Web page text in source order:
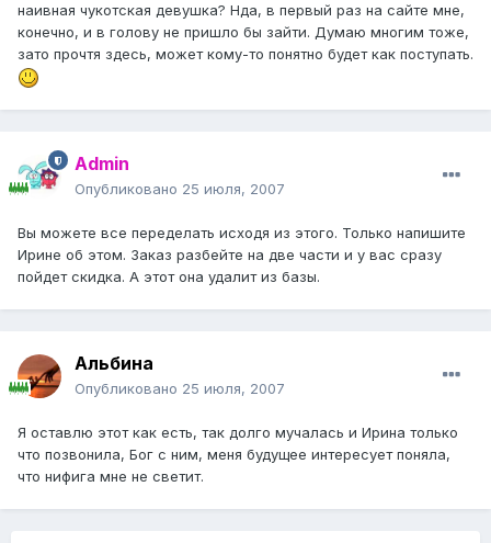
наивная чукотская девушка? Нда, в первый раз на сайте мне,
конечно, и в голову не пришло бы зайти. Думаю многим тоже,
зато прочтя здесь, может кому-то понятно будет как поступать.
Admin
Опубликовано 25 июля, 2007
Вы можете все переделать исходя из этого. Только напишите
Ирине об этом. Заказ разбейте на две части и у вас сразу
пойдет скидка. А этот она удалит из базы.
Альбина
Опубликовано 25 июля, 2007
Я оставлю этот как есть, так долго мучалась и Ирина только
что позвонила, Бог с ним, меня будущее интересует поняла,
что нифига мне не светит.